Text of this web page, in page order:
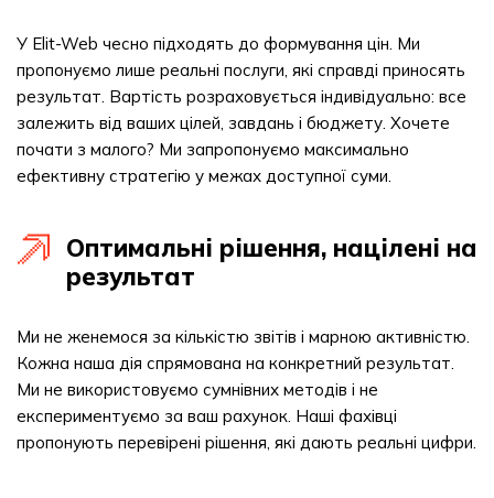
У Elit-Web чесно підходять до формування цін. Ми
пропонуємо лише реальні послуги, які справді приносять
результат. Вартість розраховується індивідуально: все
залежить від ваших цілей, завдань і бюджету. Хочете
почати з малого? Ми запропонуємо максимально
ефективну стратегію у межах доступної суми.
Оптимальні рішення, націлені на
результат
Ми не женемося за кількістю звітів і марною активністю.
Кожна наша дія спрямована на конкретний результат.
Ми не використовуємо сумнівних методів і не
експериментуємо за ваш рахунок. Наші фахівці
пропонують перевірені рішення, які дають реальні цифри.